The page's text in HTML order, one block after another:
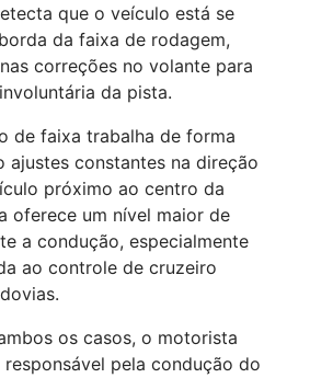
que o veículo está se
da faixa de rodagem,
correções no volante para
da pista.
de faixa trabalha de forma
ajustes constantes na direção
próximo ao centro da
oferece um nível maior de
a condução, especialmente
ao controle de cruzeiro
os casos, o motorista
pela condução do